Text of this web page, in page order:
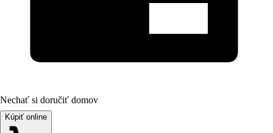
Nechať si doručiť domov
Kúpiť online